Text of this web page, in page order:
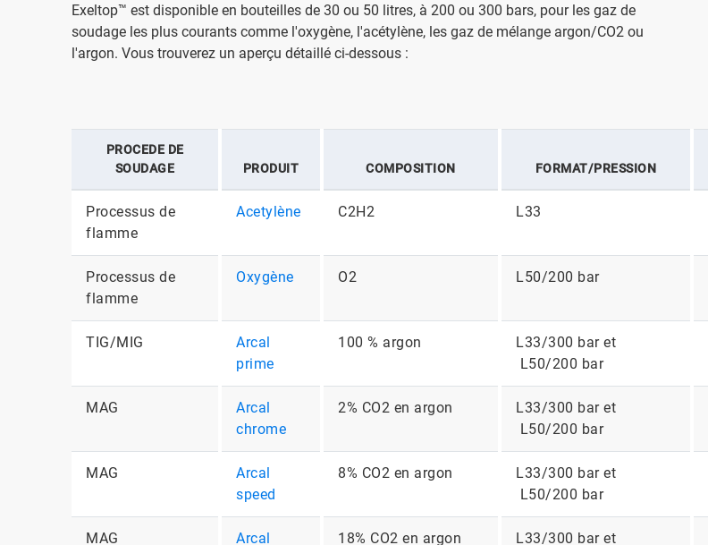
Exeltop™ est disponible en bouteilles de 30 ou 50 litres, à 200 ou 300 bars, pour les gaz de
soudage les plus courants comme l'oxygène, l'acétylène, les gaz de mélange argon/CO2 ou
l'argon. Vous trouverez un aperçu détaillé ci-dessous :
PROCEDE DE
SOUDAGE
PRODUIT COMPOSITION FORMAT/PRESSION
Processus de
flamme
Acetylène C2H2 L33
Processus de
flamme
Oxygène O2 L50/200 bar
TIG/MIG
Arcal
prime
100 % argon
L33/300 bar et
L50/200 bar
MAG
Arcal
chrome
2% CO2 en argon
L33/300 bar et
L50/200 bar
MAG
Arcal
speed
8% CO2 en argon
L33/300 bar et
L50/200 bar
MAG
Arcal
18% CO2 en argon
L33/300 bar et